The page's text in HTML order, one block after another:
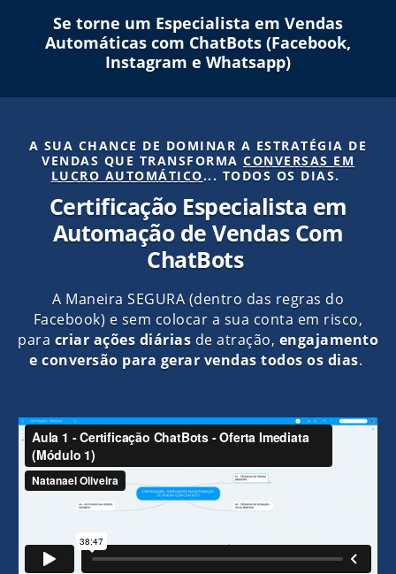
Se torne um Especialista em Vendas
Automáticas com ChatBots (Facebook,
Instagram e Whatsapp)
A SUA CHANCE DE DOMINAR A ESTRATÉGIA DE
VENDAS QUE TRANSFORMA CONVERSAS EM
LUCRO AUTOMÁTICO... TODOS OS DIAS.
Certificação Especialista em
Automação de Vendas Com
ChatBots
A Maneira SEGURA (dentro das regras do
Facebook) e sem colocar a sua conta em risco,
para criar ações diárias de atração, engajamento
e conversão para gerar vendas todos os dias.